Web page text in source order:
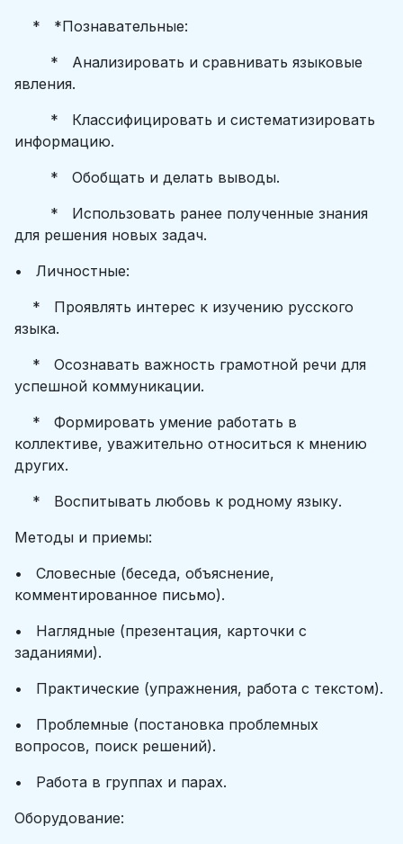
* *Познавательные:
* Анализировать и сравнивать языковые
явления.
* Классифицировать и систематизировать
информацию.
* Обобщать и делать выводы.
* Использовать ранее полученные знания
для решения новых задач.
• Личностные:
* Проявлять интерес к изучению русского
языка.
* Осознавать важность грамотной речи для
успешной коммуникации.
* Формировать умение работать в
коллективе, уважительно относиться к мнению
других.
* Воспитывать любовь к родному языку.
Методы и приемы:
• Словесные (беседа, объяснение,
комментированное письмо).
• Наглядные (презентация, карточки с
заданиями).
• Практические (упражнения, работа с текстом).
• Проблемные (постановка проблемных
вопросов, поиск решений).
• Работа в группах и парах.
Оборудование: